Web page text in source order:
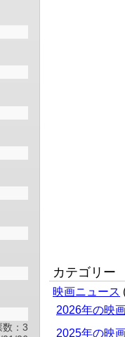
数：3
カテゴリー
映画ニュース
2026年の映
2025年の映